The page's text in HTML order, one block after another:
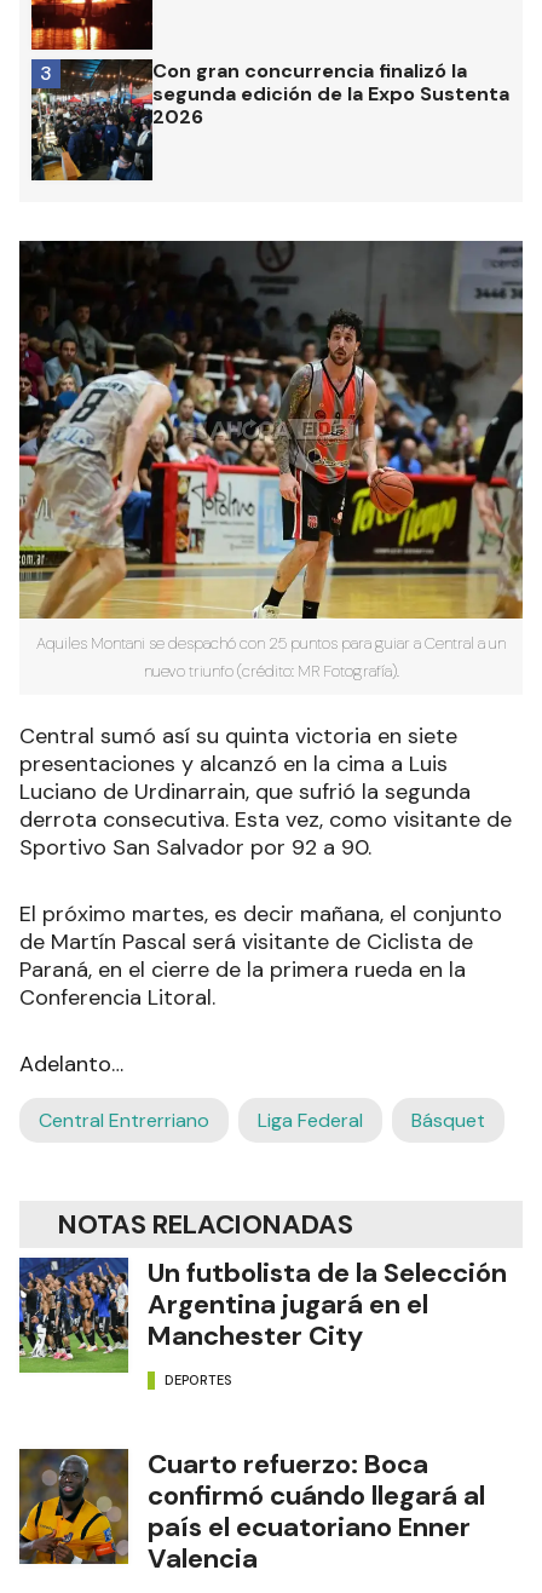
Con gran concurrencia finalizó la
segunda edición de la Expo Sustenta
2026
3
Aquiles Montani se despachó con 25 puntos para guiar a Central a un
nuevo triunfo (crédito: MR Fotografía).
Central sumó así su quinta victoria en siete
presentaciones y alcanzó en la cima a Luis
Luciano de Urdinarrain, que sufrió la segunda
derrota consecutiva. Esta vez, como visitante de
Sportivo San Salvador por 92 a 90.
El próximo martes, es decir mañana, el conjunto
de Martín Pascal será visitante de Ciclista de
Paraná, en el cierre de la primera rueda en la
Conferencia Litoral.
Adelanto…
Central Entrerriano Liga Federal Básquet
NOTAS RELACIONADAS
Un futbolista de la Selección
Argentina jugará en el
Manchester City
DEPORTES
Cuarto refuerzo: Boca
confirmó cuándo llegará al
país el ecuatoriano Enner
Valencia